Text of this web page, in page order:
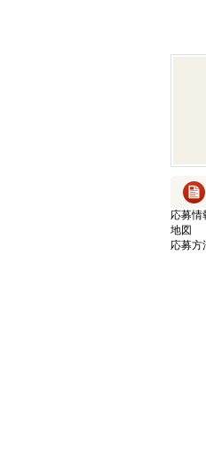
応募情
地図
応募方